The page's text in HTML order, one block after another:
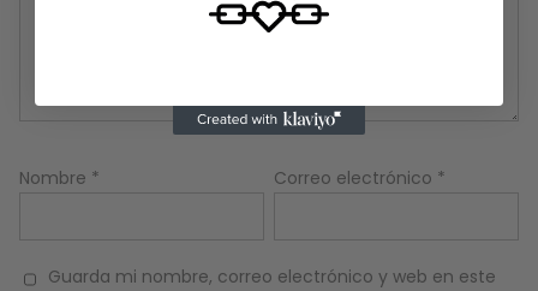
Nombre * Correo electrónico *
Guarda mi nombre, correo electrónico y web en este